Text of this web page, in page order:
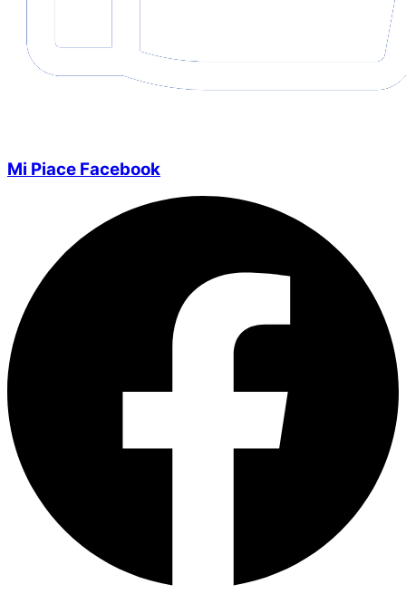
Mi Piace Facebook